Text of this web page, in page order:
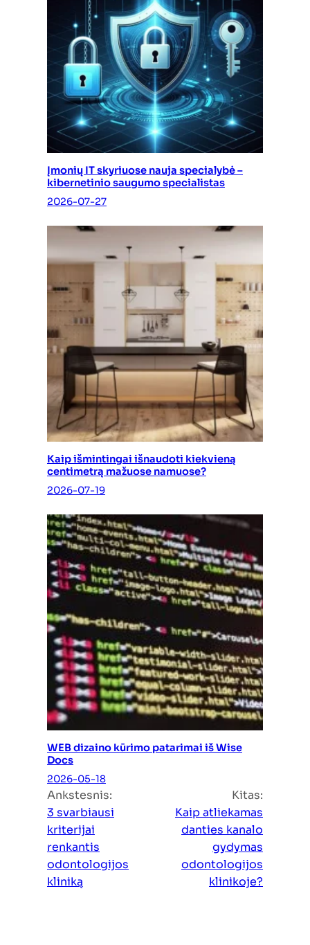
Įmonių IT skyriuose nauja specialybė –
kibernetinio saugumo specialistas
2026-07-27
Kaip išmintingai išnaudoti kiekvieną
centimetrą mažuose namuose?
2026-07-19
WEB dizaino kūrimo patarimai iš Wise
Docs
2026-05-18
Ankstesnis:
3 svarbiausi
kriterijai
renkantis
odontologijos
kliniką
Kitas:
Kaip atliekamas
danties kanalo
gydymas
odontologijos
klinikoje?